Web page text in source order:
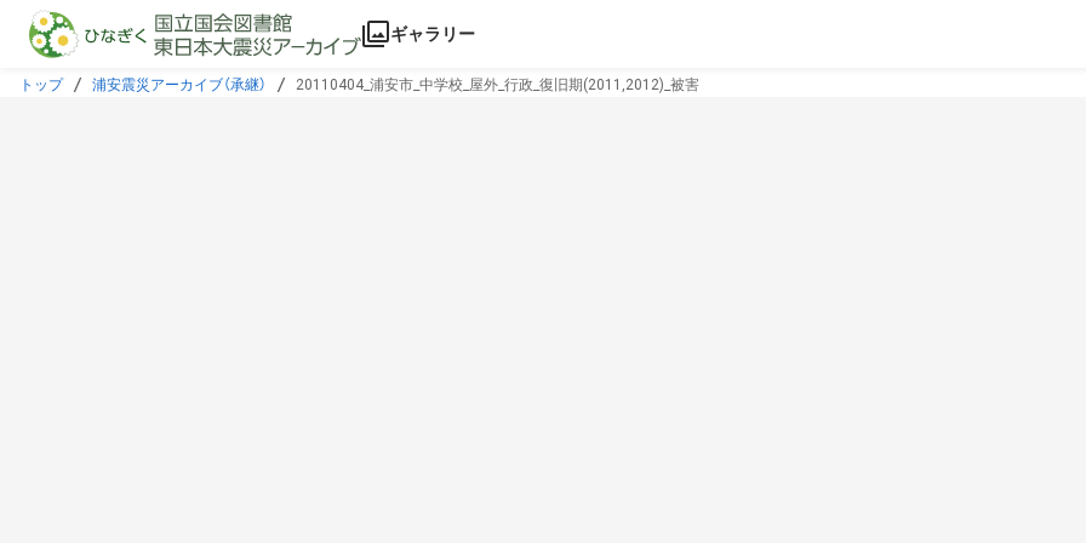
本文に飛ぶ
ギャラリー
トップ 浦安震災アーカイブ（承継） 20110404_浦安市_中学校_屋外_行政_復旧期(2011,2012)_被害